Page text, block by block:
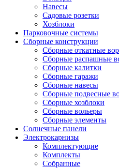
Навесы
Садовые розетки
Хозблоки
Парковочные системы
Сборные конструкции
Сборные откатные
Сборные распашные
Сборные калитки
Сборные гаражи
Сборные навесы
Сборные подвесные
Сборные хозблоки
Сборные вольеры
Сборные элементы
Солнечные панели
Электрокарнизы
Комплектующие
Комплекты
Собранные